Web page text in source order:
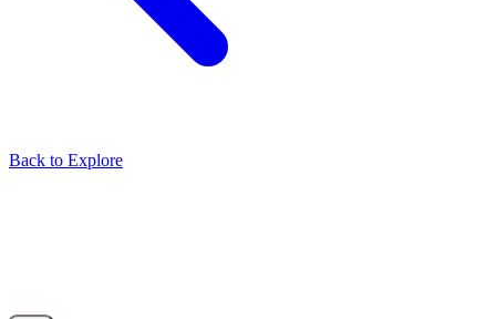
Back to Explore